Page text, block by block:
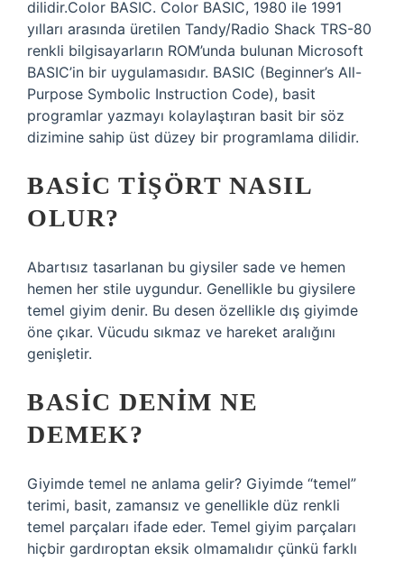
dilidir.Color BASIC. Color BASIC, 1980 ile 1991
yılları arasında üretilen Tandy/Radio Shack TRS-80
renkli bilgisayarların ROM’unda bulunan Microsoft
BASIC’in bir uygulamasıdır. BASIC (Beginner’s All-
Purpose Symbolic Instruction Code), basit
programlar yazmayı kolaylaştıran basit bir söz
dizimine sahip üst düzey bir programlama dilidir.
BASIC TIŞÖRT NASIL
OLUR?
Abartısız tasarlanan bu giysiler sade ve hemen
hemen her stile uygundur. Genellikle bu giysilere
temel giyim denir. Bu desen özellikle dış giyimde
öne çıkar. Vücudu sıkmaz ve hareket aralığını
genişletir.
BASIC DENIM NE
DEMEK?
Giyimde temel ne anlama gelir? Giyimde “temel”
terimi, basit, zamansız ve genellikle düz renkli
temel parçaları ifade eder. Temel giyim parçaları
hiçbir gardıroptan eksik olmamalıdır çünkü farklı